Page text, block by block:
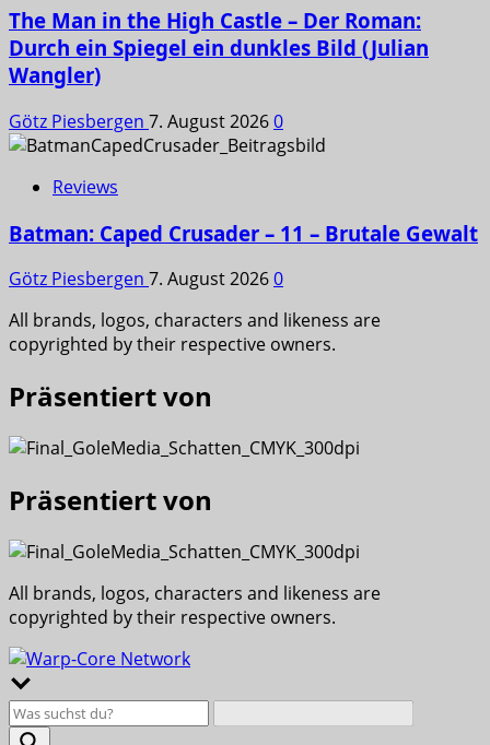
The Man in the High Castle – Der Roman:
Durch ein Spiegel ein dunkles Bild (Julian
Wangler)
Götz Piesbergen 7. August 20260
Reviews
Batman: Caped Crusader – 11 – Brutale Gewalt
Götz Piesbergen 7. August 20260
All brands, logos, characters and likeness are
copyrighted by their respective owners.
Präsentiert von
Präsentiert von
All brands, logos, characters and likeness are
copyrighted by their respective owners.